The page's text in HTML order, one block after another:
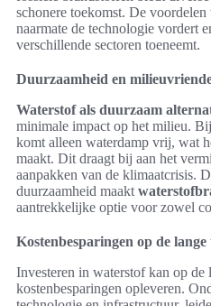
schonere toekomst. De
naarmate de technologie vordert
verschillende sectoren toeneemt.
Duurzaamheid en
Waterstof als duurzaam
minimale impact op het milieu.
komt alleen waterdamp vrij, wat
maakt. Dit draagt bij aan het
aanpakken van de klimaatcrisis.
duurzaamheid maakt
aantrekkelijke optie voor zowel
Kostenbesparingen op de
Investeren in waterstof kan op
kostenbesparingen opleveren.